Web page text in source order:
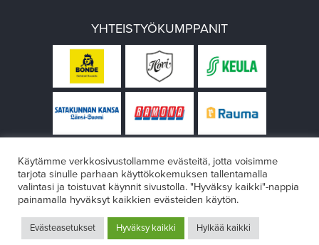
YHTEISTYÖKUMPPANIT
Design:VÄRIKÄS
Käytämme verkkosivustollamme evästeitä, jotta voisimme
tarjota sinulle parhaan käyttökokemuksen tallentamalla
valintasi ja toistuvat käynnit sivustolla. "Hyväksy kaikki"-nappia
painamalla hyväksyt kaikkien evästeiden käytön.
Evästeasetukset Hyväksy kaikki Hylkää kaikki